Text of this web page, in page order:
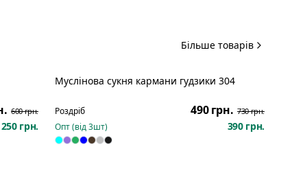
Більше товарів
600 грн.
250 грн.
Муслінова сукня кармани гудзики 304
Роздріб 490 грн. 730 грн.
Опт (від3шт) 390 грн.